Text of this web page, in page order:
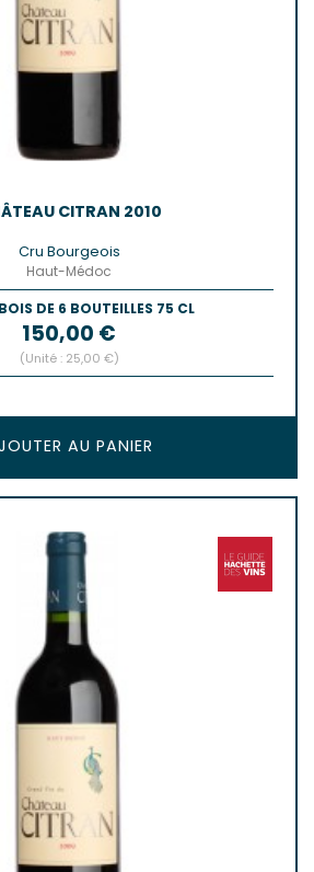
CITRAN 2010
Cru Bourgeois
Haut-Médoc
DE 6 BOUTEILLES 75 CL
Prix
150,00 €
(Unité : 25,00 €)
AU PANIER